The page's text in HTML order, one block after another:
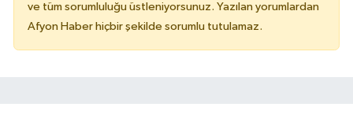
ve tüm sorumluluğu üstleniyorsunuz. Yazılan yorumlardan
Afyon Haber hiçbir şekilde sorumlu tutulamaz.